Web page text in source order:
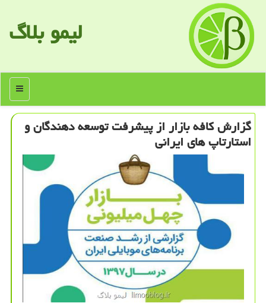
لیمو بلاگ
منو
گزارش كافه بازار از پیشرفت توسعه دهندگان و
استارتاپ های ایرانی